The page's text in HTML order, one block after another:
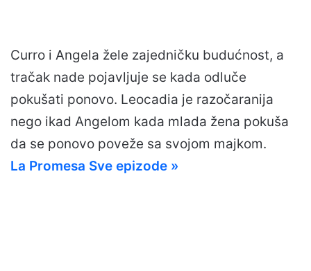
Curro i Angela žele zajedničku budućnost, a
tračak nade pojavljuje se kada odluče
pokušati ponovo. Leocadia je razočaranija
nego ikad Angelom kada mlada žena pokuša
da se ponovo poveže sa svojom majkom.
La Promesa Sve epizode »